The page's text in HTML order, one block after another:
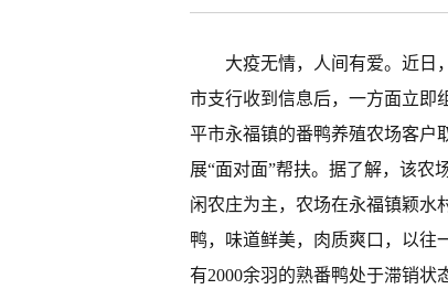
大疫无情，人间有爱。近日
市支行收到信息后，一方面立即
平市永福镇的番鸭养殖农场客户
展“面对面”帮扶。据了解，该农
闲农庄为主，农场在永福镇颖水
鸭，味道鲜美，肉质爽口，以往
有2000余羽的熟番鸭处于滞销状